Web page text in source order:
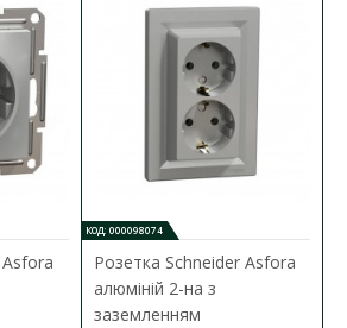
ДО КОШИКА
КОД: 000098074
Розетка Schneider Asfora
алюміній 2-на з
заземленням